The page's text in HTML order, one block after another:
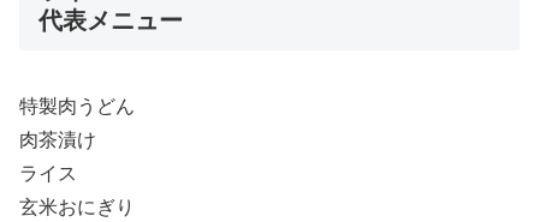
代表メニュー
特製肉うどん
肉茶漬け
ライス
玄米おにぎり